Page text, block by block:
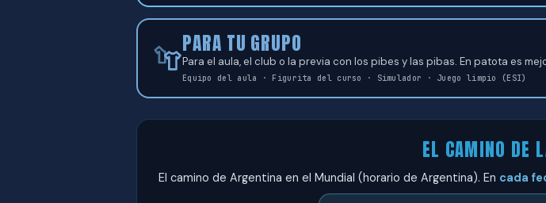
PARA TU GRUPO
Para el aula, el club o la previa con los pibes y las pibas. En patota es
Equipo del aula · Figurita del curso · Simulador · Juego limpio (ESI)
EL CAMINO DE
El camino de Argentina en el Mundial (horario de Argentina). En cada